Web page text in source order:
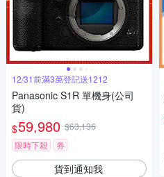
12/31前滿3萬登記送1212
Panasonic S1R 單機身(公司
貨)
$59,980 $63,136
限時下殺
券
貨到通知我